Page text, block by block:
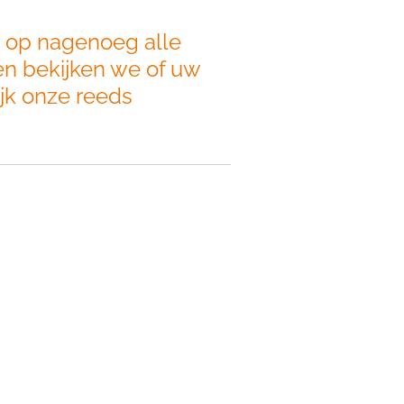
nagenoeg alle
bekijken we of uw
onze reeds